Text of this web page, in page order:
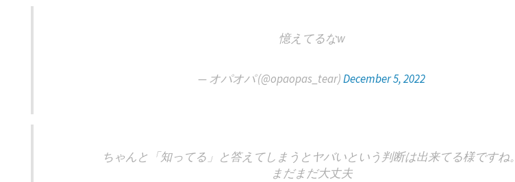
憶えてるなw
— オパオパ (@opaopas_tear)December 5, 2022
ちゃんと「知ってる」と答えてしまうとヤバいという判断は出来てる様ですね。
まだまだ大丈夫